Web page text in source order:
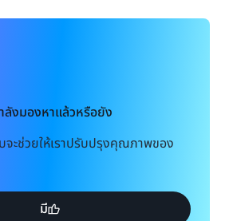
งมองหาแล้วหรือยัง
จะช่วยให้เราปรับปรุงคุณภาพของ
มี